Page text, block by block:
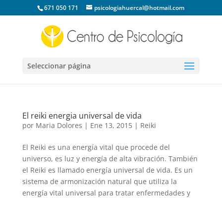
671 050 171 psicologiahuercal@hotmail.com
Seleccionar página
El reiki energia universal de vida
por Maria Dolores | Ene 13, 2015| Reiki
El Reiki es una energía vital que procede del
universo, es luz y energía de alta vibración. También
el Reiki es llamado energía universal de vida. Es un
sistema de armonización natural que utiliza la
energía vital universal para tratar enfermedades y